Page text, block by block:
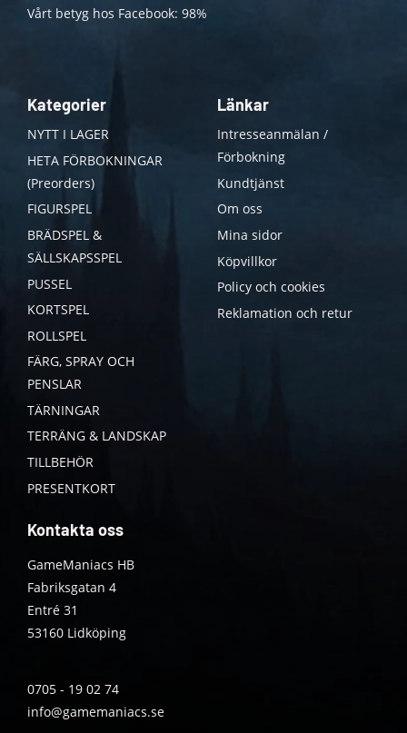
Vårt betyg hos Facebook: 98%
Kategorier
NYTT I LAGER
HETA FÖRBOKNINGAR
(Preorders)
FIGURSPEL
BRÄDSPEL &
SÄLLSKAPSSPEL
PUSSEL
KORTSPEL
ROLLSPEL
FÄRG, SPRAY OCH
PENSLAR
TÄRNINGAR
TERRÄNG & LANDSKAP
TILLBEHÖR
PRESENTKORT
Länkar
Intresseanmälan /
Förbokning
Kundtjänst
Om oss
Mina sidor
Köpvillkor
Policy och cookies
Reklamation och retur
Kontakta oss
GameManiacs HB
Fabriksgatan 4
Entré 31
53160 Lidköping
0705 - 19 02 74
info@gamemaniacs.se